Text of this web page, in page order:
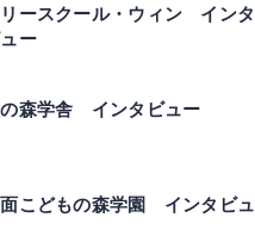
ースクール・ウィン インタ
ー
森学舎 インタビュー
こどもの森学園 インタビュ